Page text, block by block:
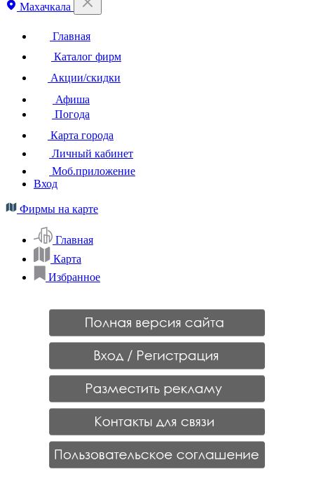
Махачкала
Главная
Каталог фирм
Акции/скидки
Афиша
Погода
Карта города
Личный кабинет
Моб.приложение
Вход
Фирмы на карте
Главная
Карта
Избранное